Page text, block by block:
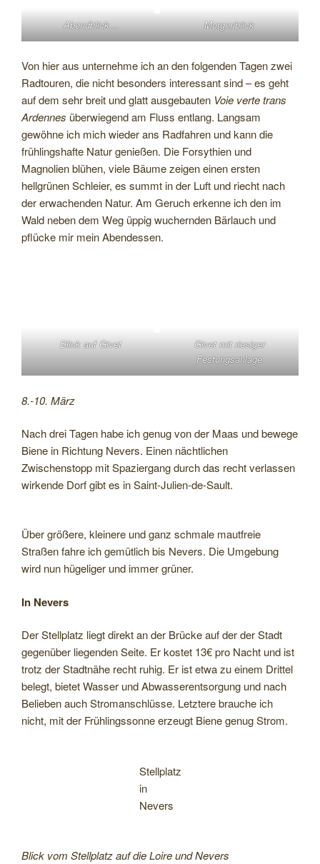
Abendblick… Morgenblick
Von hier aus unternehme ich an den folgenden Tagen zwei
Radtouren, die nicht besonders interessant sind – es geht
auf dem sehr breit und glatt ausgebauten Voie verte trans
Ardennes überwiegend am Fluss entlang. Langsam
gewöhne ich mich wieder ans Radfahren und kann die
frühlingshafte Natur genießen. Die Forsythien und
Magnolien blühen, viele Bäume zeigen einen ersten
hellgrünen Schleier, es summt in der Luft und riecht nach
der erwachenden Natur. Am Geruch erkenne ich den im
Wald neben dem Weg üppig wuchernden Bärlauch und
pflücke mir mein Abendessen.
Blick auf Givet
Givet mit riesiger
Festungsanlage
8.-10. März
Nach drei Tagen habe ich genug von der Maas und bewege
Biene in Richtung Nevers. Einen nächtlichen
Zwischenstopp mit Spaziergang durch das recht verlassen
wirkende Dorf gibt es in Saint-Julien-de-Sault.
Über größere, kleinere und ganz schmale mautfreie
Straßen fahre ich gemütlich bis Nevers. Die Umgebung
wird nun hügeliger und immer grüner.
In Nevers
Der Stellplatz liegt direkt an der Brücke auf der der Stadt
gegenüber liegenden Seite. Er kostet 13€ pro Nacht und ist
trotz der Stadtnähe recht ruhig. Er ist etwa zu einem Drittel
belegt, bietet Wasser und Abwasserentsorgung und nach
Belieben auch Stromanschlüsse. Letztere brauche ich
nicht, mit der Frühlingssonne erzeugt Biene genug Strom.
Stellplatz
in
Nevers
Blick vom Stellplatz auf die Loire und Nevers